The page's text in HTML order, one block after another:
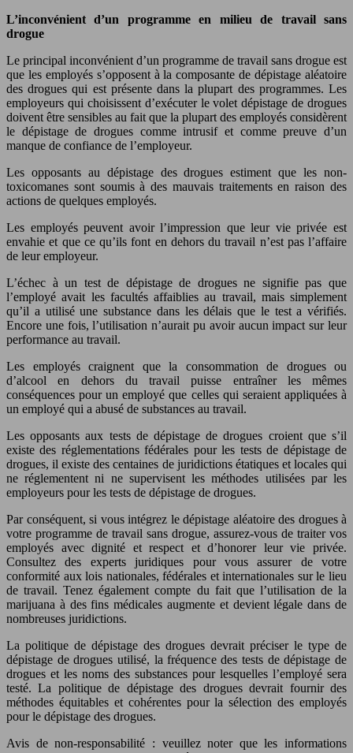
L’inconvénient d’un programme en milieu de travail sans
drogue
Le principal inconvénient d’un programme de travail sans drogue est
que les employés s’opposent à la composante de dépistage aléatoire
des drogues qui est présente dans la plupart des programmes. Les
employeurs qui choisissent d’exécuter le volet dépistage de drogues
doivent être sensibles au fait que la plupart des employés considèrent
le dépistage de drogues comme intrusif et comme preuve d’un
manque de confiance de l’employeur.
Les opposants au dépistage des drogues estiment que les non-
toxicomanes sont soumis à des mauvais traitements en raison des
actions de quelques employés.
Les employés peuvent avoir l’impression que leur vie privée est
envahie et que ce qu’ils font en dehors du travail n’est pas l’affaire
de leur employeur.
L’échec à un test de dépistage de drogues ne signifie pas que
l’employé avait les facultés affaiblies au travail, mais simplement
qu’il a utilisé une substance dans les délais que le test a vérifiés.
Encore une fois, l’utilisation n’aurait pu avoir aucun impact sur leur
performance au travail.
Les employés craignent que la consommation de drogues ou
d’alcool en dehors du travail puisse entraîner les mêmes
conséquences pour un employé que celles qui seraient appliquées à
un employé qui a abusé de substances au travail.
Les opposants aux tests de dépistage de drogues croient que s’il
existe des réglementations fédérales pour les tests de dépistage de
drogues, il existe des centaines de juridictions étatiques et locales qui
ne réglementent ni ne supervisent les méthodes utilisées par les
employeurs pour les tests de dépistage de drogues.
Par conséquent, si vous intégrez le dépistage aléatoire des drogues à
votre programme de travail sans drogue, assurez-vous de traiter vos
employés avec dignité et respect et d’honorer leur vie privée.
Consultez des experts juridiques pour vous assurer de votre
conformité aux lois nationales, fédérales et internationales sur le lieu
de travail. Tenez également compte du fait que l’utilisation de la
marijuana à des fins médicales augmente et devient légale dans de
nombreuses juridictions.
La politique de dépistage des drogues devrait préciser le type de
dépistage de drogues utilisé, la fréquence des tests de dépistage de
drogues et les noms des substances pour lesquelles l’employé sera
testé. La politique de dépistage des drogues devrait fournir des
méthodes équitables et cohérentes pour la sélection des employés
pour le dépistage des drogues.
Avis de non-responsabilité : veuillez noter que les informations